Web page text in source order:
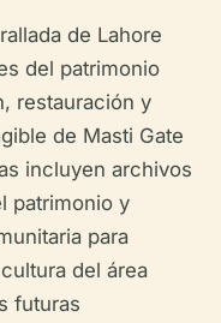
de Lahore
del patrimonio
restauración y
de Masti Gate
incluyen archivos
patrimonio y
para
del área
futuras